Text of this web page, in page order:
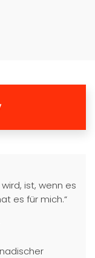
ist, wenn es
es für mich.“